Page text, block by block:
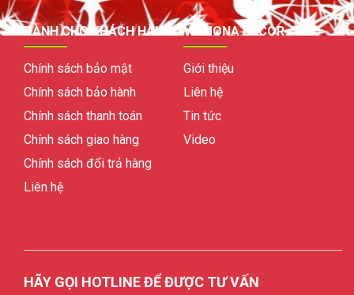
DÀNH CHO KHÁCH HÀNG
Chính sách bảo mật
Chính sách bảo hành
Chính sách thanh toán
Chính sách giao hàng
Chính sách đổi trả hàng
Liên hệ
VỀ MONA DECOR
Giới thiệu
Liên hệ
Tin tức
Video
HÃY GỌI HOTLINE ĐỂ ĐƯỢC TƯ VẤN